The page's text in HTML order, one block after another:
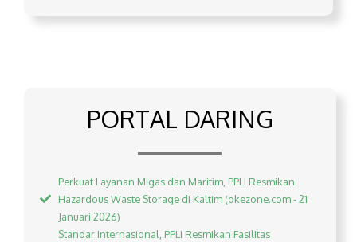
PORTAL DARING
Perkuat Layanan Migas dan Maritim, PPLI Resmikan
Hazardous Waste Storage di Kaltim (okezone.com - 21
Januari 2026)
Standar Internasional, PPLI Resmikan Fasilitas